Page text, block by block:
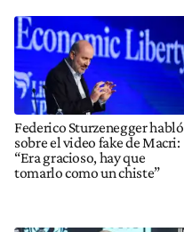
Federico Sturzenegger habló
sobre el video fake de Macri:
“Era gracioso, hay que
tomarlo como un chiste”